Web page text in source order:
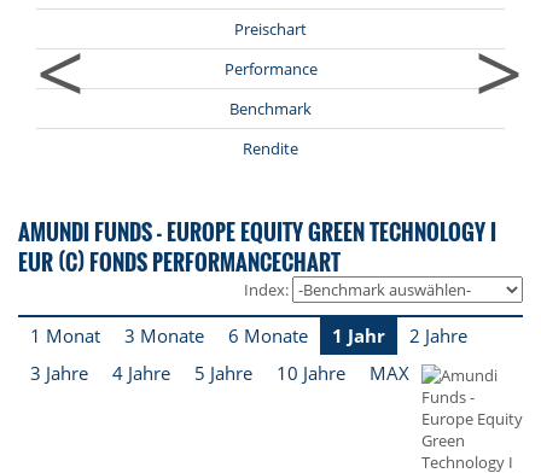
<
Preischart
Performance
Benchmark
Rendite
>
AMUNDI FUNDS - EUROPE EQUITY GREEN TECHNOLOGY I
EUR (C) FONDS PERFORMANCECHART
Index:
1 Monat 3 Monate 6 Monate 1 Jahr
2 Jahre
3 Jahre
4 Jahre 5 Jahre 10 Jahre MAX